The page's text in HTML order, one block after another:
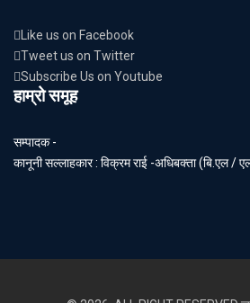
Like us on Facebook
Tweet us on Twitter
Subscribe Us on Youtube
हाम्रो समूह
सम्पादक -
कानूनी सल्लाहकार : विक्रम राई -अधिबक्ता (बि.एल /